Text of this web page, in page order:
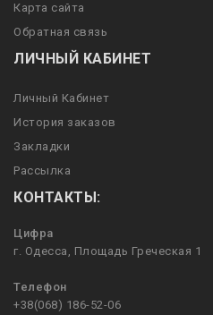
Карта сайта
Обратная связь
ЛИЧНЫЙ КАБИНЕТ
Личный Кабинет
История заказов
Закладки
Рассылка
КОНТАКТЫ:
Цифра
г. Одесса, Площадь Греческая 1
Телефон
+38(068) 186-52-06